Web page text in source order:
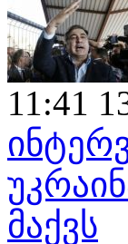
11:41
მაქვს